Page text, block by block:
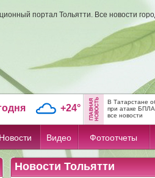
портал Тольятти. Все новости
+24°
В Татарстане
при атаке
все новости
Новости Видео Фотоотчеты
Новости Тольятти